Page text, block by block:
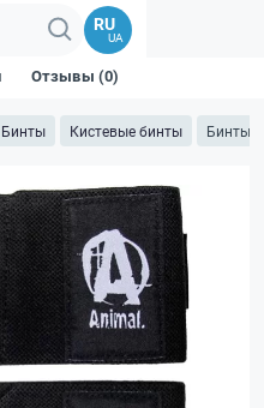
RU
UA
Бинты Кистевые бинты Бинты
Отзывы (0)